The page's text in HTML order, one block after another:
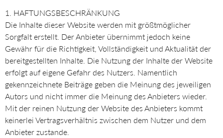
1. HAFTUNGSBESCHRÄNKUNG
Die Inhalte dieser Website werden mit größtmöglicher
Sorgfalt erstellt. Der Anbieter übernimmt jedoch keine
Gewähr für die Richtigkeit, Vollständigkeit und Aktualität der
bereitgestellten Inhalte. Die Nutzung der Inhalte der Website
erfolgt auf eigene Gefahr des Nutzers. Namentlich
gekennzeichnete Beiträge geben die Meinung des jeweiligen
Autors und nicht immer die Meinung des Anbieters wieder.
Mit der reinen Nutzung der Website des Anbieters kommt
keinerlei Vertragsverhältnis zwischen dem Nutzer und dem
Anbieter zustande.